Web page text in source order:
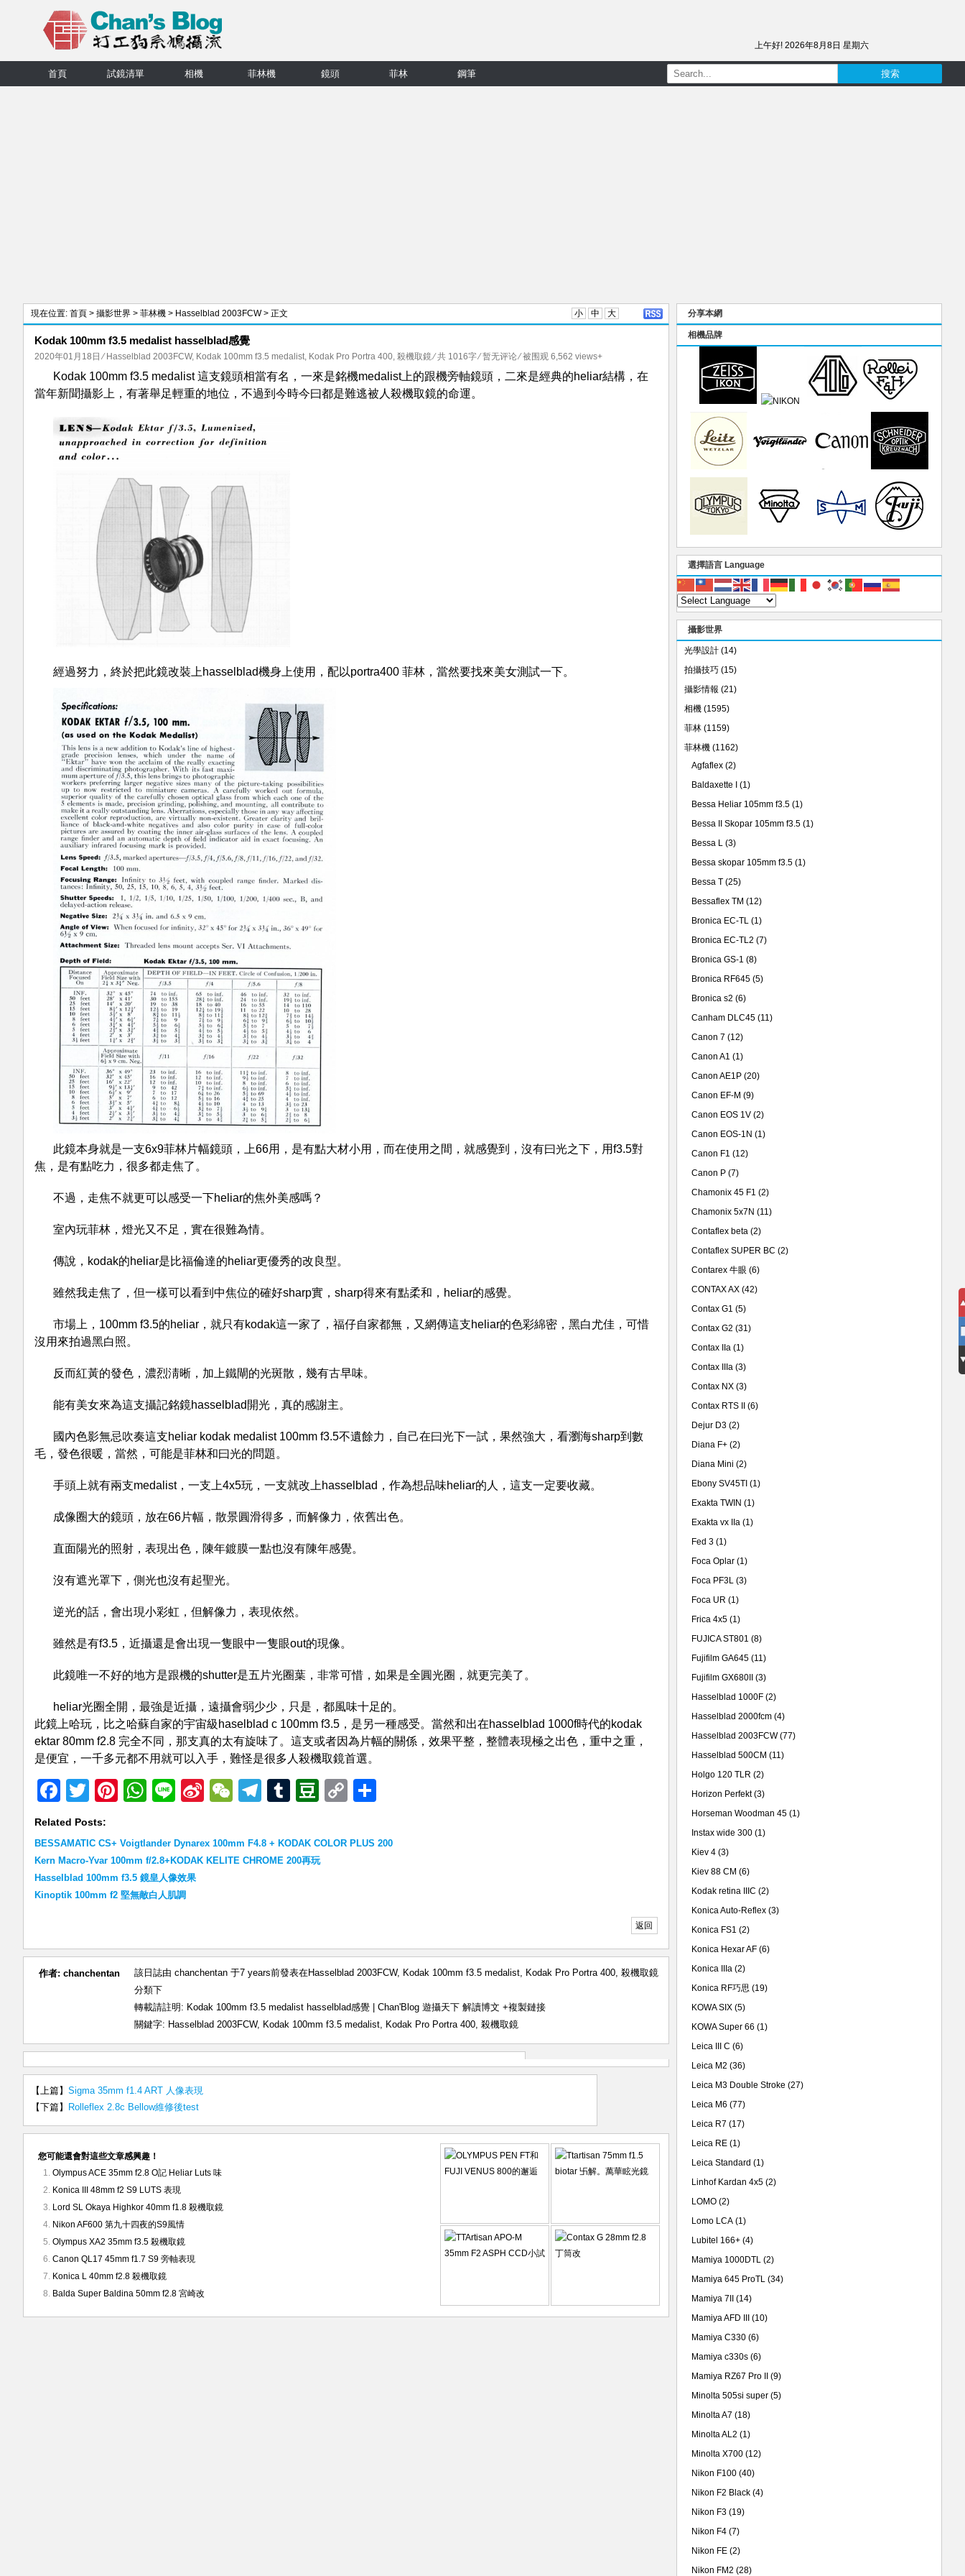
上午好! 2026年8月8日 星期六
首頁 試鏡清單 相機 菲林機 鏡頭 菲林 鋼筆
現在位置: 首頁 > 攝影世界 > 菲林機 > Hasselblad 2003FCW> 正文 小 中 大
Kodak 100mm f3.5 medalist hasselblad感覺
2020年01月18日 ⁄ Hasselblad 2003FCW, Kodak 100mm f3.5 medalist, Kodak Pro Portra 400, 殺機取鏡⁄ 共 1016字⁄暂无评论⁄ 被围观 6,562 views+
Kodak 100mm f3.5 medalist 這支鏡頭相當有名，一來是銘機medalist上的跟機旁軸鏡頭，二來是經典的heliar結構，在
當年新聞攝影上，有著舉足輕重的地位，不過到今時今曰都是難逃被人殺機取鏡的命運。
經過努力，終於把此鏡改裝上hasselblad機身上使用，配以portra400 菲林，當然要找來美女測試一下。
此鏡本身就是一支6x9菲林片幅鏡頭，上66用，是有點大材小用，而在使用之間，就感覺到，沒有曰光之下，用f3.5對
焦，是有點吃力，很多都走焦了。
不過，走焦不就更可以感受一下heliar的焦外美感嗎？
室內玩菲林，燈光又不足，實在很難為情。
傳說，kodak的heliar是比福倫達的heliar更優秀的改良型。
雖然我走焦了，但一樣可以看到中焦位的確好sharp實，sharp得來有點柔和，heliar的感覺。
市場上，100mm f3.5的heliar，就只有kodak這一家了，福仔自家都無，又網傳這支heliar的色彩綿密，黑白尤佳，可惜
沒用來拍過黑白照。
反而紅黃的發色，濃烈淸晰，加上鐵閘的光斑散，幾有古早味。
能有美女來為這支攝記銘鏡hasselblad開光，真的感謝主。
國內色影無忌吹奏這支heliar kodak medalist 100mm f3.5不遺餘力，自己在曰光下一試，果然強大，看瀏海sharp到數
毛，發色很暖，當然，可能是菲林和曰光的問題。
手頭上就有兩支medalist，一支上4x5玩，一支就改上hasselblad，作為想品味heliar的人，這支一定要收藏。
成像圈大的鏡頭，放在66片幅，散景圓滑得多，而解像力，依舊出色。
直面陽光的照射，表現出色，陳年鍍膜一點也沒有陳年感覺。
沒有遮光罩下，側光也沒有起聖光。
逆光的話，會出現小彩虹，但解像力，表現依然。
雖然是有f3.5，近攝還是會出現一隻眼中一隻眼out的現像。
此鏡唯一不好的地方是跟機的shutter是五片光圈葉，非常可惜，如果是全圓光圈，就更完美了。
heliar光圈全開，最強是近攝，遠攝會弱少少，只是，都風味十足的。
此鏡上哈玩，比之哈蘇自家的宇宙級haselblad c 100mm f3.5，是另一種感受。當然和出在hasselblad 1000f時代的kodak
ektar 80mm f2.8 完全不同，那支真的太有旋味了。這支或者因為片幅的關係，效果平整，整體表現極之出色，重中之重，
是便宜，一千多元都不用就可以入手，難怪是很多人殺機取鏡首選。
Facebook
TwitterPinterest
WhatsApp
LineSinaWeChat
Telegram
Tumblr
Douban
Copy
Related Posts:
BESSAMATIC CS+ Voigtlander Dynarex 100mm F4.8 + KODAK COLOR PLUS 200
Kern Macro-Yvar 100mm f/2.8+KODAK KELITE CHROME 200再玩
Hasselblad 100mm f3.5 鏡皇人像效果
Kinoptik 100mm f2 堅無敵白人肌調
返回
作者: chanchentan 該日誌由 chanchentan 于7 years前發表在Hasselblad 2003FCW, Kodak 100mm f3.5 medalist, Kodak Pro Portra 400, 殺機取鏡
分類下
轉載請註明: Kodak 100mm f3.5 medalist hasselblad感覺 | Chan'Blog 遊攝天下 解讀博文 +複製鏈接
關鍵字: Hasselblad 2003FCW, Kodak 100mm f3.5 medalist, Kodak Pro Portra 400, 殺機取鏡
【上篇】 Sigma 35mm f1.4 ART 人像表現
【下篇】
Rolleflex 2.8c Bellow維修後test
您可能還會對這些文章感興趣！
Olympus ACE 35mm f2.8 O記 Heliar Luts 味
Konica III 48mm f2 S9 LUTS 表現
Lord SL Okaya Highkor 40mm f1.8 殺機取鏡
Nikon AF600 第九十四夜的S9風情
Olympus XA2 35mm f3.5 殺機取鏡
Canon QL17 45mm f1.7 S9 旁軸表現
Konica L 40mm f2.8 殺機取鏡
Balda Super Baldina 50mm f2.8 宮崎改
分享本網
相機品牌
選擇語言 Language
攝影世界
光學設計 (14)
拍攝技巧 (15)
攝影情報 (21)
相機 (1595)
菲林 (1159)
菲林機 (1162)
Agfaflex (2)
Baldaxette I
(1)
Bessa Heliar 105mm f3.5 (1)
Bessa II Skopar 105mm f3.5 (1)
Bessa L (3)
Bessa skopar 105mm f3.5 (1)
Bessa T (25)
Bessaflex TM (12)
Bronica EC-TL (1)
Bronica EC-TL2 (7)
Bronica GS-1 (8)
Bronica RF645 (5)
Bronica s2 (6)
Canham DLC45 (11)
Canon 7 (12)
Canon A1 (1)
Canon AE1P (20)
Canon EF-M (9)
Canon EOS 1V (2)
Canon EOS-1N (1)
Canon F1 (12)
Canon P (7)
Chamonix 45 F1 (2)
Chamonix 5x7N (11)
Contaflex beta (2)
Contaflex SUPER BC (2)
Contarex 牛眼 (6)
CONTAX AX (42)
Contax G1 (5)
Contax G2 (31)
Contax IIa (1)
Contax IIIa (3)
Contax NX (3)
Contax RTS II
(6)
Dejur D3 (2)
Diana F+ (2)
Diana Mini (2)
Ebony SV45TI (1)
Exakta TWIN (1)
Exakta vx IIa (1)
Fed 3 (1)
Foca Oplar (1)
Foca PF3L (3)
Foca UR (1)
Frica 4x5 (1)
FUJICA ST801 (8)
Fujifilm GA645 (11)
Fujifilm GX680II
(3)
Hasselblad 1000F (2)
Hasselblad 2000fcm (4)
Hasselblad 2003FCW(77)
Hasselblad 500CM (11)
Holgo 120 TLR (2)
Horizon Perfekt(3)
Horseman Woodman 45 (1)
Instax wide 300 (1)
Kiev 4 (3)
Kiev 88 CM (6)
Kodak retina IIIC (2)
Konica Auto-Reflex (3)
Konica FS1 (2)
Konica Hexar AF (6)
Konica IIIa (2)
Konica RF巧思 (19)
KOWA SIX (5)
KOWA Super 66 (1)
Leica III C (6)
Leica M2 (36)
Leica M3 Double Stroke (27)
Leica M6 (77)
Leica R7 (17)
Leica RE (1)
Leica Standard (1)
Linhof Kardan 4x5 (2)
LOMO (2)
Lomo LCA (1)
Lubitel 166+ (4)
Mamiya 1000DTL (2)
Mamiya 645 ProTL (34)
Mamiya 7II
(14)
Mamiya AFD III
(10)
Mamiya C330 (6)
Mamiya c330s (6)
Mamiya RZ67 Pro II
(9)
Minolta 505si super (5)
Minolta A7 (18)
Minolta AL2 (1)
Minolta X700 (12)
Nikon F100 (40)
Nikon F2 Black (4)
Nikon F3 (19)
Nikon F4 (7)
Nikon FE (2)
Nikon FM2 (28)